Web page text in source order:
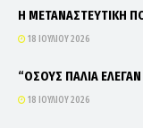
Η ΜΕΤΑΝΑΣΤΕΥΤΙΚΗ
18 ΙΟΥΛΊΟΥ 2026
“ΟΣΟΥΣ ΠΑΛΙΑ
18 ΙΟΥΛΊΟΥ 2026